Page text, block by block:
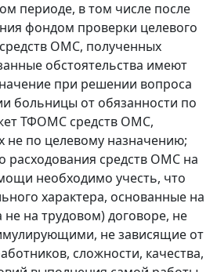
периоде, в том числе после
фондом проверки целевого
ОМС, полученных
обстоятельства имеют
при решении вопроса
больницы от обязанности по
ТФОМС средств ОМС,
не по целевому назначению;
расходования средств ОМС на
необходимо учесть, что
характера, основанные на
не на трудовом) договоре, не
не зависящие от
сложности, качества,